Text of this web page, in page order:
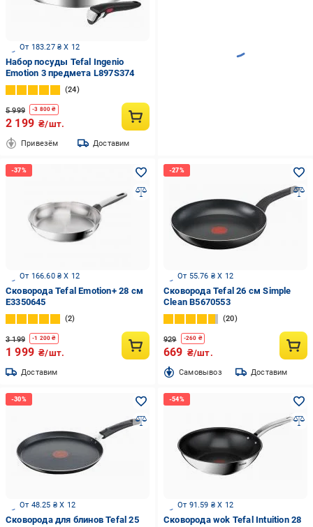
От 183.27 ₴ X 12
Набор посуды Tefal Ingenio
Emotion 3 предмета L897S374
24
5 999 -3 800 ₴
2 199 ₴/шт.
Привезём Доставим
От 166.60 ₴ X 12
Сковорода Tefal Emotion+ 28 см
E3350645
2
3 199 -1 200 ₴
1 999 ₴/шт.
Доставим
От 55.76 ₴ X 12
Сковорода Tefal 26 см Simple
Clean B5670553
20
929 -260 ₴
669 ₴/шт.
Cамовывоз Доставим
От 48.25 ₴ X 12
Сковорода для блинов Tefal 25
От 91.59 ₴ X 12
Сковорода wok Tefal Intuition 28